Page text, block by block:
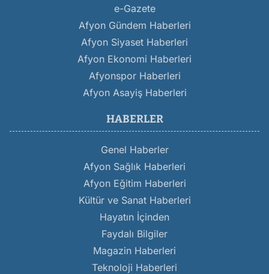
e-Gazete
Afyon Gündem Haberleri
Afyon Siyaset Haberleri
Afyon Ekonomi Haberleri
Afyonspor Haberleri
Afyon Asayiş Haberleri
HABERLER
Genel Haberler
Afyon Sağlık Haberleri
Afyon Eğitim Haberleri
Kültür ve Sanat Haberleri
Hayatın İçinden
Faydalı Bilgiler
Magazin Haberleri
Teknoloji Haberleri